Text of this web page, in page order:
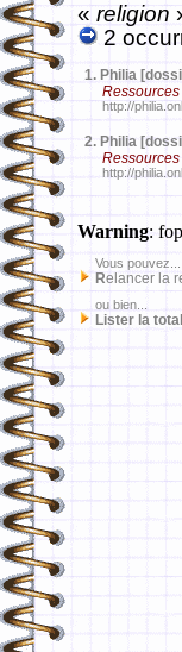
«religion
2
1. Philia
http://
2. Philia
http://
Warning:
Vous pouvez...
Relancer la
ou bien...
Lister la